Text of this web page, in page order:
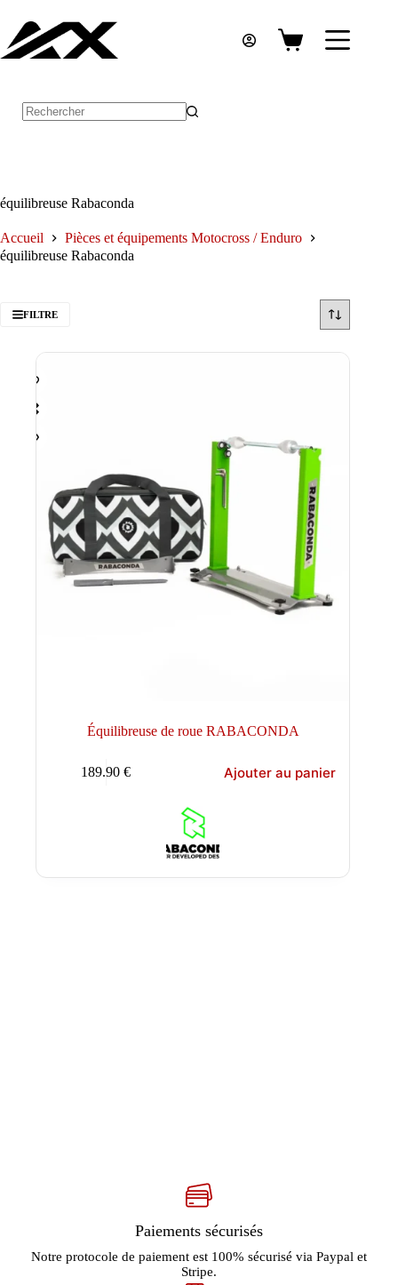
contenu
Panier
équilibreuse Rabaconda
Accueil
Pièces et équipements Motocross / Enduro
équilibreuse Rabaconda
FILTRE
Équilibreuse de roue RABACONDA
189.90€ Ajouter au panier
Paiements sécurisés
Notre protocole de paiement est 100% sécurisé via Paypal et
Stripe.